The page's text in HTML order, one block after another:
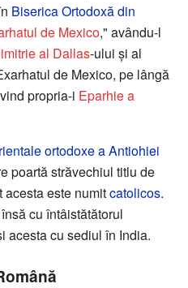
Biserica Ortodoxă din
de Mexico," avându-l
al Dallas-ului și al
de Mexico, pe lângă
propria-i Eparhie a
ortodoxe a Antiohiei
poartă străvechiul titlu de
acesta este numitcatolicos.
cu întâistătătorul
acesta cu sediul în India.